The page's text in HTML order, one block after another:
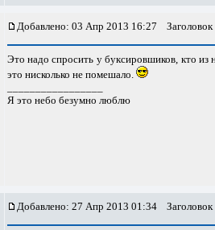
Добавлено: 03 Апр 2013 16:27
Это надо спросить у буксировшиков, кто из
это нисколько не помешало.
Я это небо безумно люблю
Добавлено: 27 Апр 2013 01:34